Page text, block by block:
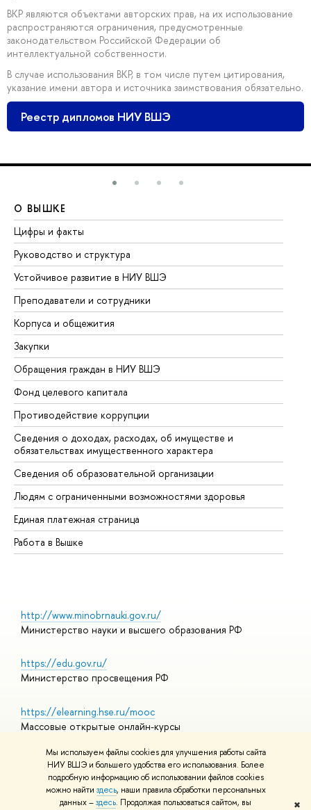
Мы используем файлы cookies для улучшения работы сайта
НИУ ВШЭ и большего удобства его использования. Более
подробную информацию об использовании файлов cookies
можно найти здесь, наши правила обработки персональных
данных –здесь. Продолжая пользоваться сайтом, вы
✖
ВКР являются объектами авторских прав, на их использование
распространяются ограничения, предусмотренные
законодательством Российской Федерации об
интеллектуальной собственности.
В случае использования ВКР, в том числе путем цитирования,
указание имени автора и источника заимствования обязательно.
Реестр дипломов НИУ ВШЭ
О ВЫШКЕ
Цифры и факты
Руководство и структура
Устойчивое развитие в НИУ ВШЭ
Преподаватели и сотрудники
Корпуса и общежития
Закупки
Обращения граждан в НИУ ВШЭ
Фонд целевого капитала
Противодействие коррупции
Сведения о доходах, расходах, об имуществе и
обязательствах имущественного характера
Сведения об образовательной организации
Людям с ограниченными возможностями здоровья
Единая платежная страница
Работа в Вышке
http://www.minobrnauki.gov.ru/
Министерство науки и высшего образования РФ
https://edu.gov.ru/
Министерство просвещения РФ
https://elearning.hse.ru/mooc
Массовые открытые онлайн-курсы
© НИУ ВШЭ 1993–2026
Адреса и контакты
Условия использования материалов